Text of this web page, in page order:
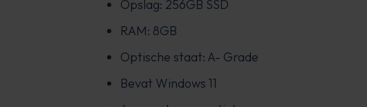
Opslag: 256GB SSD
RAM: 8GB
Optische staat: A- Grade
Bevat Windows 11